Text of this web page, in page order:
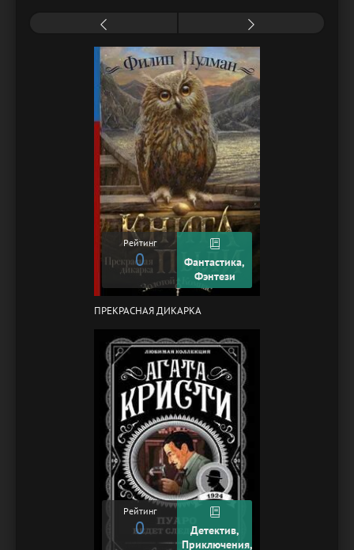
Рейтинг
0
Фантастика,
Фэнтези
ПРЕКРАСНАЯ ДИКАРКА
Рейтинг
0
Детектив,
Приключения,